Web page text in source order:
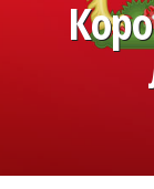
СЬОГОДНІ